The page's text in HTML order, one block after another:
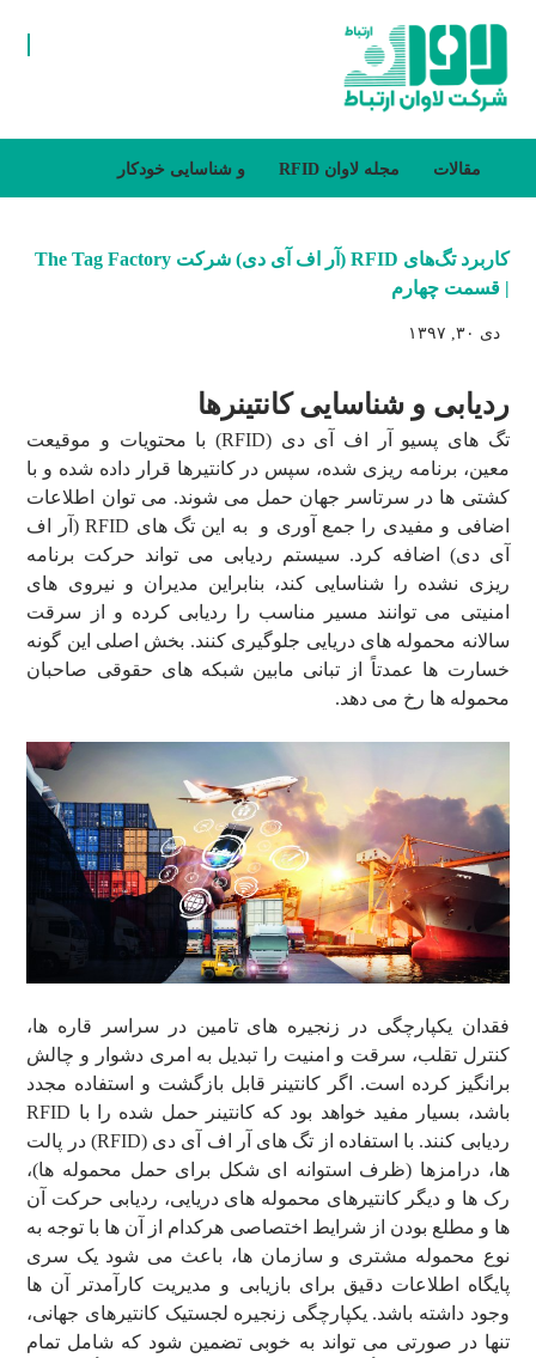
مقالات مجله لاوان RFID و شناسایی خودکار
کاربرد تگ‌های RFID (آر اف آی دی) شرکت The Tag Factory
| قسمت چهارم
دی ۳۰, ۱۳۹۷
ردیابی و شناسایی کانتینرها
تگ های پسیو آر اف آی دی (RFID) با محتویات و موقیعت
معین، برنامه ریزی شده، سپس در کانتیرها قرار داده شده و با
کشتی ها در سرتاسر جهان حمل می شوند. می توان اطلاعات
اضافی و مفیدی را جمع آوری و به این تگ های RFID (آر اف
آی دی) اضافه کرد. سیستم ردیابی می تواند حرکت برنامه
ریزی نشده را شناسایی کند، بنابراین مدیران و نیروی های
امنیتی می توانند مسیر مناسب را ردیابی کرده و از سرقت
سالانه محموله های دریایی جلوگیری کنند. بخش اصلی این گونه
خسارت ها عمدتاً از تبانی مابین شبکه های حقوقی صاحبان
محموله ها رخ می دهد.
فقدان یکپارچگی در زنجیره های تامین در سراسر قاره ها،
کنترل تقلب، سرقت و امنیت را تبدیل به امری دشوار و چالش
برانگیز کرده است. اگر کانتینر قابل بازگشت و استفاده مجدد
باشد، بسیار مفید خواهد بود که کانتینر حمل شده را با RFID
ردیابی کنند. با استفاده از تگ های آر اف آی دی (RFID) در پالت
ها، درامزها (ظرف استوانه ای شکل برای حمل محموله ها)،
رک ها و دیگر کانتیرهای محموله های دریایی، ردیابی حرکت آن
ها و مطلع بودن از شرایط اختصاصی هرکدام از آن ها با توجه به
نوع محموله مشتری و سازمان ها، باعث می شود یک سری
پایگاه اطلاعات دقیق برای بازیابی و مدیریت کارآمدتر آن ها
وجود داشته باشد. یکپارچگی زنجیره لجستیک کانتیرهای جهانی،
تنها در صورتی می تواند به خوبی تضمین شود که شامل تمام